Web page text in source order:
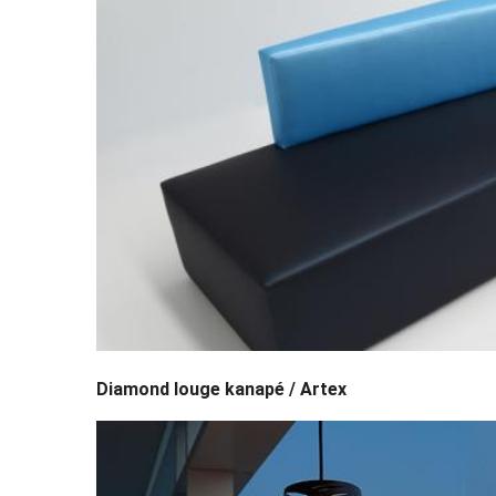
Diamond louge kanapé / Artex